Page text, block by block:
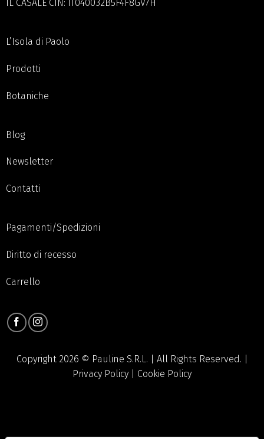
Via Pandolfa, 35 - 47016 Predappio (FC)
info@paulinesrl.com
P.IVA: 04283580407
IL CASALE CIN: IT040032B5F4F8GV7H
L’Isola di Paolo
Prodotti
Botaniche
Newsletter
Contatti
Pagamenti/Spedizioni
Carrello